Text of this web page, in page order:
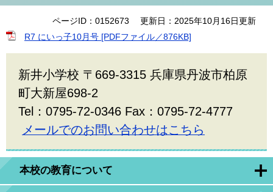
本校の教育について
ページID：0152673
更新日：2025年10月16日更新
R7 にいっ子10月号 [PDFファイル／876KB]
新井小学校 〒669-3315 兵庫県丹波市柏原
町大新屋698-2
Tel：0795-72-0346 Fax：0795-72-4777
メールでのお問い合わせはこちら